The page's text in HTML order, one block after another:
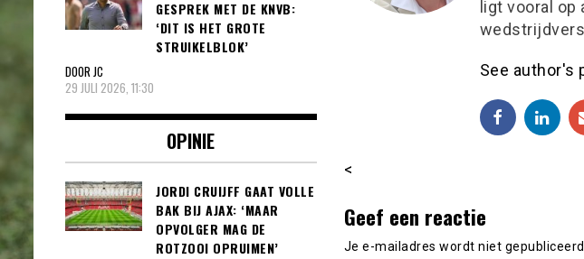
ligt vooral op
See author's
<
Geef een reactie
Je e-mailadres wordt niet gepubliceerd.
GESPREK MET DE KNVB:
‘DIT IS HET GROTE
STRUIKELBLOK’
DOOR JC
29 JULI 2026, 11:30
OPINIE
JORDI CRUIJFF GAAT VOLLE
BAK BIJ AJAX: ‘MAAR
OPVOLGER MAG DE
ROTZOOI OPRUIMEN’